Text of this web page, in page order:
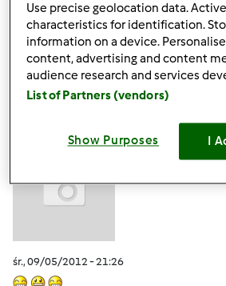
Góra strony
Zalogujlub
śr., 09/05/2012 - 21:26
Use precise geolocation data.
characteristics for identification.
information on a device.
content, advertising and content
audience research and services
List of Partners (vendors)
Show Purposes I